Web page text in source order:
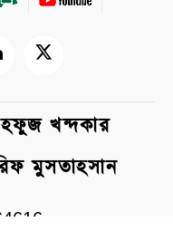
খন্দকার
মুসতাহসান